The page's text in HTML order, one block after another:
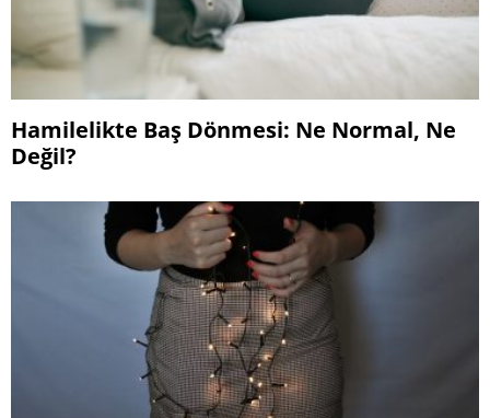
Hamilelikte Baş Dönmesi: Ne Normal, Ne
Değil?